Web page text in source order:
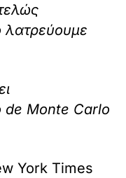
λατρεύουμε
de Monte Carlo
York Times